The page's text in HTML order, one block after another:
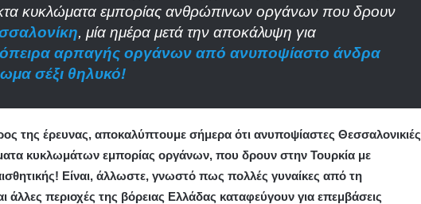
κυκλώματα εμπορίας ανθρώπινων οργάνων που δρουν
, μία ημέρα μετά την αποκάλυψη για
αρπαγής οργάνων από ανυποψίαστο άνδρα
σέξι θηλυκό!
της έρευνας, αποκαλύπτουμε σήμερα ότι ανυποψίαστες Θεσσαλονικιές
κυκλωμάτων εμπορίας οργάνων, που δρουν στην Τουρκία με
Είναι, άλλωστε, γνωστό πως πολλές γυναίκες από τη
άλλες περιοχές της βόρειας Ελλάδας καταφεύγουν για επεμβάσεις